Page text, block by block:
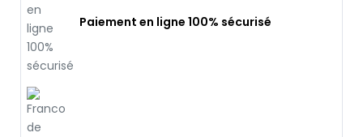
Paiement en ligne 100% sécurisé